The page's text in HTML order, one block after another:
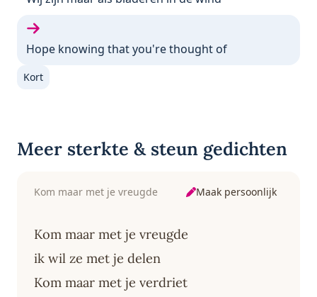
Volgende gedicht:
Hope knowing that you're thought of
Kort
Meer sterkte & steun gedichten
Kom maar met je vreugde Maak persoonlijk
Kom maar met je vreugde
ik wil ze met je delen
Kom maar met je verdriet